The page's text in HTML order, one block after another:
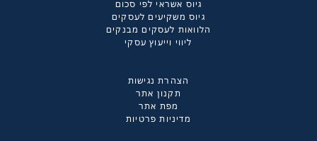
גיוס אשראי לפי סכום
גיוס משקיעים לעסקים
הלוואות לעסקים מבנקים
ליווי וייעוץ עסקי
הצהרת נגישות
תקנון אתר
מפת אתר
מדיניות פרטיות